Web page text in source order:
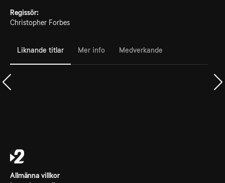
Regissör:
Christopher Forbes
Liknande titlar Mer info Medverkande
Allmänna villkor